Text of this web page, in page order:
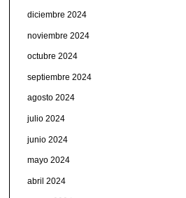
diciembre 2024
noviembre 2024
octubre 2024
septiembre 2024
agosto 2024
julio 2024
junio 2024
mayo 2024
abril 2024